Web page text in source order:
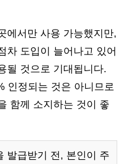
에서만 사용 가능했지만,
차 도입이 늘어나고 있어
될 것으로 기대됩니다.
인정되는 것은 아니므로
함께 소지하는 것이 좋
발급받기 전, 본인이 주